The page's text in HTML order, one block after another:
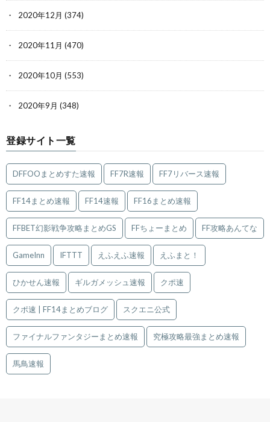
2020年12月 (374)
2020年11月 (470)
2020年10月 (553)
2020年9月 (348)
登録サイト一覧
DFFOOまとめすた速報 FF7R速報 FF7リバース速報
FF14まとめ速報 FF14速報 FF16まとめ速報
FFBET幻影戦争攻略まとめGS FFちょーまとめ FF攻略あんてな
GameInn IFTTT えふえふ速報 えふまと！
ひかせん速報 ギルガメッシュ速報 クポ速
クポ速 | FF14まとめブログ スクエニ公式
ファイナルファンタジーまとめ速報 究極攻略最強まとめ速報
馬鳥速報